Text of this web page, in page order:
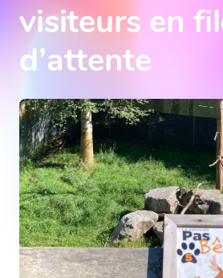
visiteurs en
d’attente